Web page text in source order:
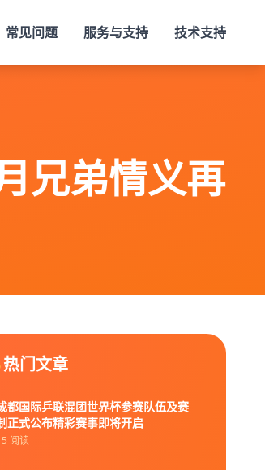
常见问题 服务与支持 技术支持
兄弟情义再
热门文章
都国际乒联混团世界杯参赛队伍及赛
正式公布精彩赛事即将开启
阅读